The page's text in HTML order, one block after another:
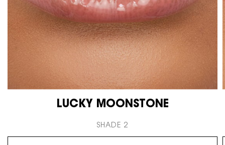
LUCKY MOONSTONE
SHADE 2